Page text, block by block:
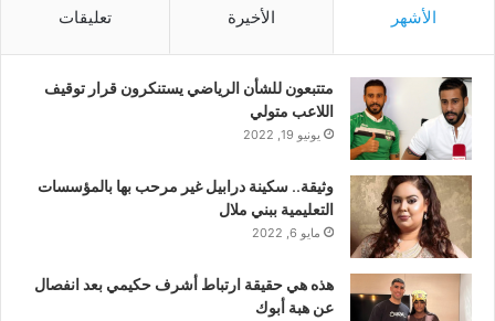
الأشهر الأخيرة تعليقات
متتبعون للشأن الرياضي يستنكرون قرار توقيف
اللاعب متولي
يونيو 19, 2022
وثيقة.. سكينة درابيل غير مرحب بها بالمؤسسات
التعليمية ببني ملال
مايو 6, 2022
هذه هي حقيقة ارتباط أشرف حكيمي بعد انفصال
عن هبة أبوك